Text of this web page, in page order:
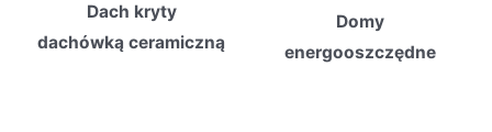
Dach kryty
dachówką ceramiczną
Domy
energooszczędne